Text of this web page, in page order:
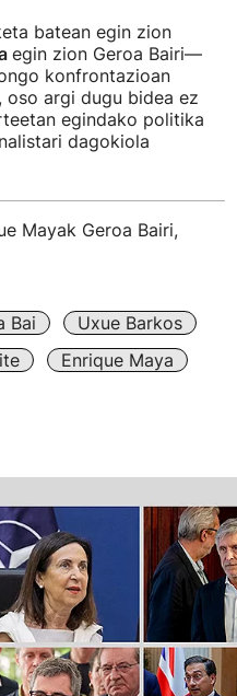
batean egin zion
egin zion Geroa Bairi—
konfrontazioan
argi dugu bidea ez
egindako politika
dagokiola
Mayak Geroa Bairi,
Bai
Uxue Barkos
Enrique Maya